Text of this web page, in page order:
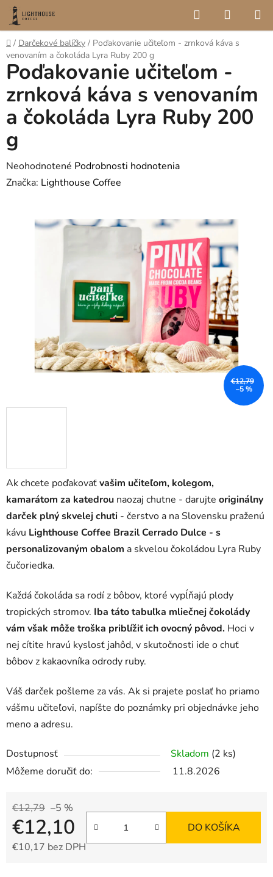
Prejsť
obsah
Hľadať
KOŠÍK
Domov
/ Darčekové balíčky / Poďakovanie učiteľom - zrnková káva s
venovaním a čokoláda Lyra Ruby 200 g
Ak chcete poďakovaťvašim učiteľom, kolegom,
kamarátom za katedrou naozaj chutne - darujte originálny
darček plný skvelej chuti - čerstvo a na Slovensku praženú
kávu Lighthouse Coffee Brazil Cerrado Dulce - s
personalizovaným obalom a skvelou čokoládou Lyra Ruby
čučoriedka.
Každá čokoláda sa rodí z bôbov, ktoré vypĺňajú plody
tropických stromov. Iba táto tabuľka mliečnej čokolády
vám však môže troška priblížiť ich ovocný pôvod. Hoci v
nej cítite hravú kyslosť jahôd, v skutočnosti ide o chuť
bôbov z kakaovníka odrody ruby.
Váš darček pošleme za vás. Ak si prajete poslať ho priamo
vášmu učiteľovi, napíšte do poznámky pri objednávke jeho
meno a adresu.
Dostupnosť Skladom (2 ks)
Môžeme doručiť do:
11.8.2026
€12,79 –5 %
€12,10
€10,17 bez DPH
DO KOŠÍKA
Poďakovanie učiteľom -
zrnková káva s venovaním
a čokoláda Lyra Ruby 200
g
Priemerné
hodnotenie
Neohodnotené Podrobnosti hodnotenia
Značka: Lighthouse Coffee
€12,79
–5 %